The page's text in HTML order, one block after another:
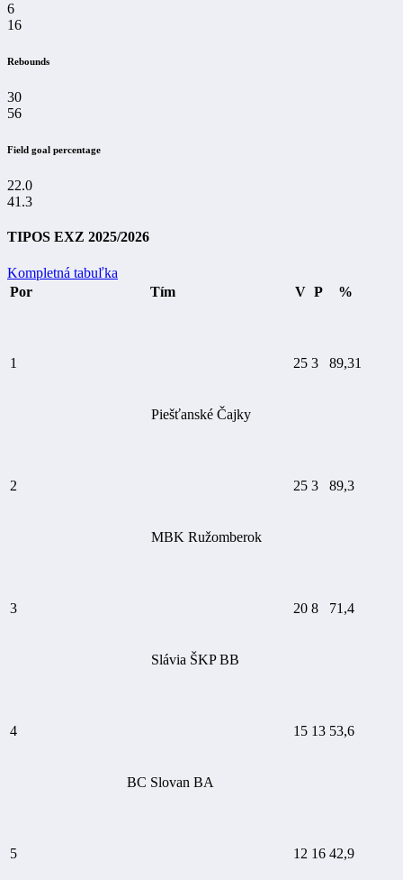
6
16
Rebounds
30
56
Field goal percentage
22.0
41.3
TIPOS EXZ 2025/2026
Kompletná tabuľka
Por
Tím V P %
1
Piešťanské Čajky
25 3 89,31
2
MBK Ružomberok
25 3 89,3
3
Slávia ŠKP BB
20 8 71,4
4
BC Slovan BA
15 13 53,6
5 12 16 42,9